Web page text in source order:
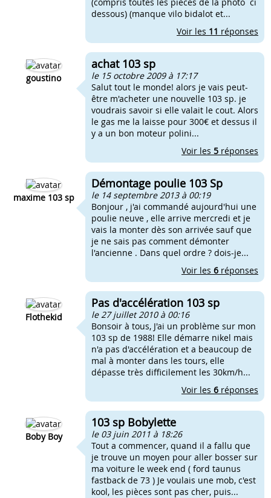
dessous) (manque vilo bidalot et...
Voir les 11 réponses
goustino
achat 103 sp
le 15 octobre 2009 à 17:17
Salut tout le monde! alors je vais peut-
être m'acheter une nouvelle 103 sp. je
voudrais savoir si elle valait le cout. Alors
le gas me la laisse pour 300€ et dessus il
y a un bon moteur polini...
Voir les 5 réponses
maxime 103 sp
Démontage poulie 103 Sp
le 14 septembre 2013 à 00:19
Bonjour , j'ai commandé aujourd'hui une
poulie neuve , elle arrive mercredi et je
vais la monter dès son arrivée sauf que
je ne sais pas comment démonter
l'ancienne . Dans quel ordre ? dois-je...
Voir les 6 réponses
Flothekid
Pas d'accélération 103 sp
le 27 juillet 2010 à 00:16
Bonsoir à tous, J'ai un problème sur mon
103 sp de 1988! Elle démarre nikel mais
n'a pas d'accélération et a beaucoup de
mal à monter dans les tours, elle
dépasse très difficilement les 30km/h...
Voir les 6 réponses
Boby Boy
103 sp Bobylette
le 03 juin 2011 à 18:26
Tout a commencer, quand il a fallu que
je trouve un moyen pour aller bosser sur
ma voiture le week end ( ford taunus
fastback de 73 ) Je voulais une mob, c'est
kool, les pièces sont pas cher, puis...